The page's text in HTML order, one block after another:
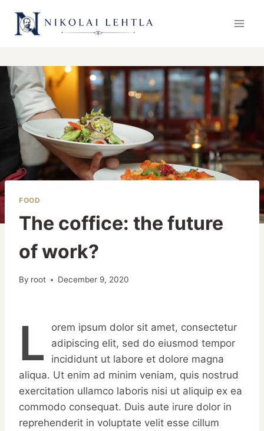
content
FOOD
The coffice: the future
of work?
By root December 9, 2020
L
orem ipsum dolor sit amet, consectetur
adipiscing elit, sed do eiusmod tempor
incididunt ut labore et dolore magna
aliqua. Ut enim ad minim veniam, quis nostrud
exercitation ullamco laboris nisi ut aliquip ex ea
commodo consequat. Duis aute irure dolor in
reprehenderit in voluptate velit esse cillum